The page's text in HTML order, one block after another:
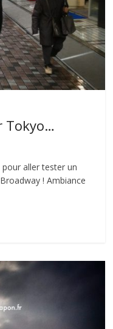
Tokyo…
aller tester un
! Ambiance